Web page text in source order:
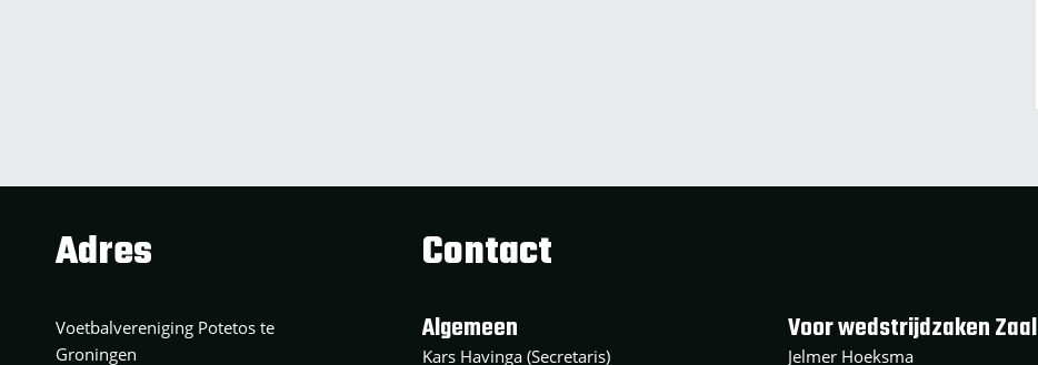
Adres
Voetbalvereniging Potetos te
Groningen
Contact
Algemeen
Kars Havinga (Secretaris)
Voor wedstrijdzaken Zaal
Jelmer Hoeksma